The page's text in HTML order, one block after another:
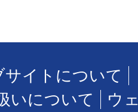
サイトについて
いについて
ウ